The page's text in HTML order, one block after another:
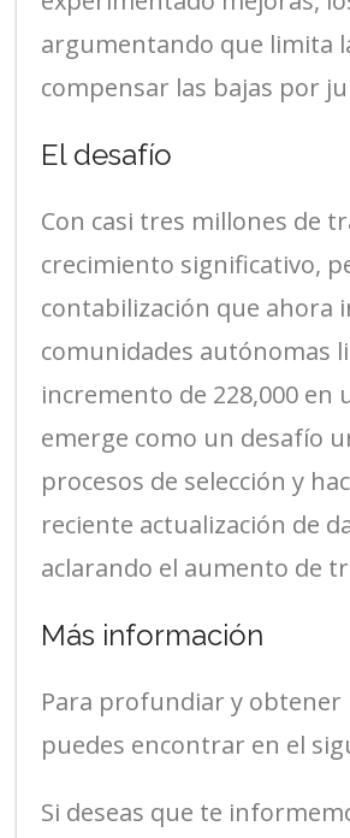
argumentando que limita
compensar las bajas por
El desafío
Con casi tres millones de
crecimiento significativo,
contabilización que ahora
comunidades autónomas
incremento de 228,000 en
emerge como un desafío
procesos de selección y
reciente actualización de
aclarando el aumento de
Más información
Para profundiar y obtener
puedes encontrar en el
Si deseas que te